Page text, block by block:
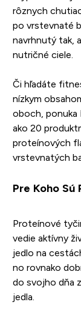
rôznych
po vrstevnaté
navrhnutý tak,
nutričné ciele.
Či hľadáte
nízkym
oboch, ponuka
ako 20
proteínových
vrstevnatých
Pre Koho
Proteínové
vedie aktívny
jedlo na
no rovnako
do svojho dňa
jedla.